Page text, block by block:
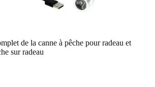
de la canne à pêche pour radeau et
sur radeau